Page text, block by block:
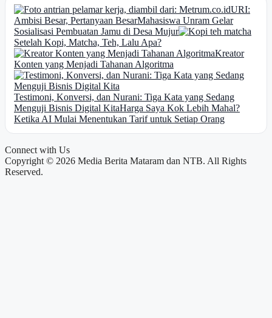
URI:
Ambisi Besar, Pertanyaan BesarMahasiswa Unram Gelar
Sosialisasi Pembuatan Jamu di Desa Mujur
Setelah Kopi, Matcha, Teh, Lalu Apa?
Kreator
Konten yang Menjadi Tahanan Algoritma
Testimoni, Konversi, dan Nurani: Tiga Kata yang Sedang
Menguji Bisnis Digital KitaHarga Saya Kok Lebih Mahal?
Ketika AI Mulai Menentukan Tarif untuk Setiap Orang
Connect with Us
Copyright © 2026 Media Berita Mataram dan NTB. All Rights
Reserved.